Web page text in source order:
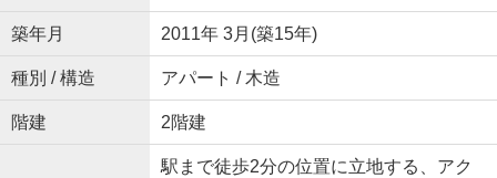
築年月 2011年 3月(築15年)
種別 / 構造 アパート / 木造
階建 2階建
駅まで徒歩2分の位置に立地する、アク